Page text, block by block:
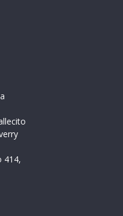
414,